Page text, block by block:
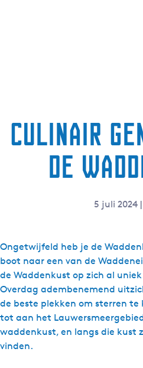
Culinair
de
5 juli 2024 |
Ongetwijfeld heb je de
boot naar een van de
de Waddenkust op zich al
Overdag adembenemend
de beste plekken om sterren
tot aan het
waddenkust, en langs die kust
vinden.